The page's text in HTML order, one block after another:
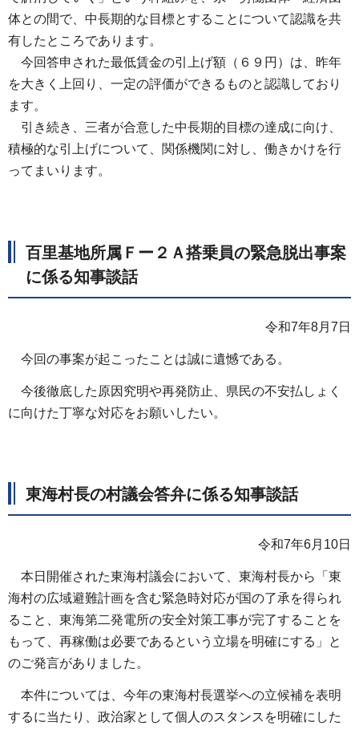
体との間で、中長期的な目標とすることについて認識を共
有したところであります。
今回答申された最低賃金の引上げ額（６９円）は、昨年
を大きく上回り、一定の評価ができるものと認識しており
ます。
引き続き、三者が合意した中長期的目標の達成に向け、
積極的な引上げについて、関係機関に対し、働きかけを行
ってまいります。
百里基地所属Ｆー２Ａ搭乗員の緊急脱出事案
に係る知事談話
令和7年8月7日
今回の事案が起こったことは誠に遺憾である。
今後徹底した原因究明や再発防止、県民の不安払しょく
に向けた丁寧な対応をお願いしたい。
東海村長の村議会答弁に係る知事談話
令和7年6月10日
本日開催された東海村議会において、東海村長から「東
海村の広域避難計画を含む緊急時対応が国の了承を得られ
ること、東海第二発電所の安全対策工事が完了することを
もって、再稼働は必要であるという立場を明確にする」と
のご発言がありました。
本件については、今年の東海村長選挙への立候補を表明
するに当たり、政治家として個人のスタンスを明確にした